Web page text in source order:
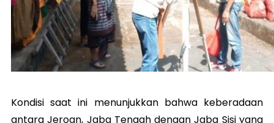
Kondisi saat ini menunjukkan bahwa keberadaan
antara Jeroan, Jaba Tengah dengan Jaba Sisi yang